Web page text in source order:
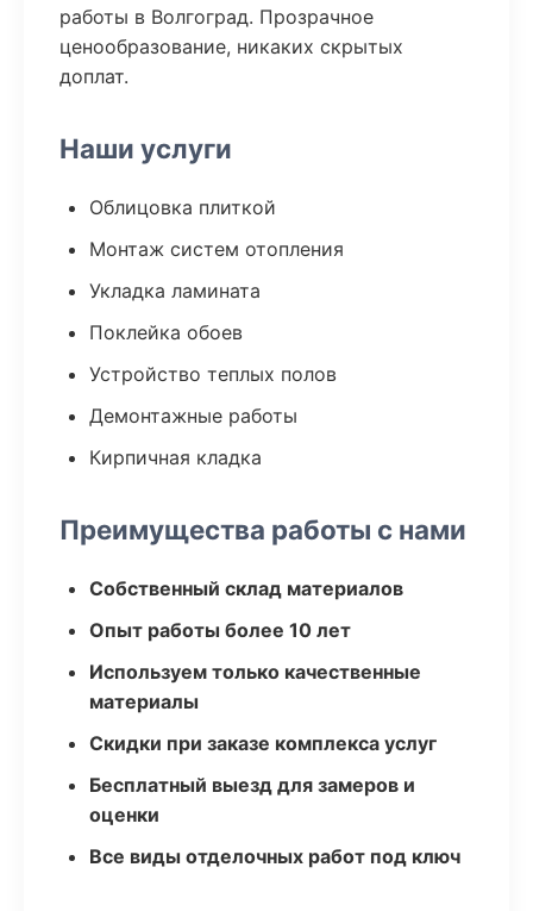
работы в Волгоград. Прозрачное
ценообразование, никаких скрытых
доплат.
Наши услуги
Облицовка плиткой
Монтаж систем отопления
Укладка ламината
Поклейка обоев
Устройство теплых полов
Демонтажные работы
Кирпичная кладка
Преимущества работы с нами
Собственный склад материалов
Опыт работы более 10 лет
Используем только качественные
материалы
Скидки при заказе комплекса услуг
Бесплатный выезд для замеров и
оценки
Все виды отделочных работ под ключ